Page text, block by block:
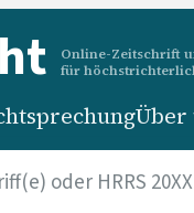
Online-Zeitschrift
für
Über